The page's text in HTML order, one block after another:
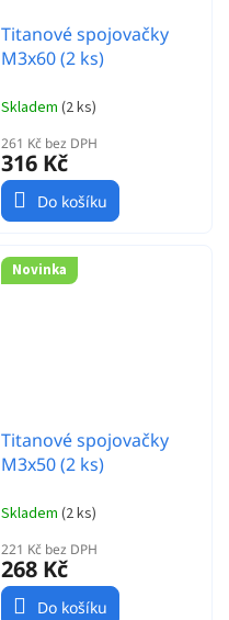
Titanové spojovačky
M3x60 (2 ks)
Skladem (2 ks)
261 Kč bez DPH
316 Kč
Do košíku
Novinka
Titanové spojovačky
M3x50 (2 ks)
Skladem (2 ks)
221 Kč bez DPH
268 Kč
Do košíku